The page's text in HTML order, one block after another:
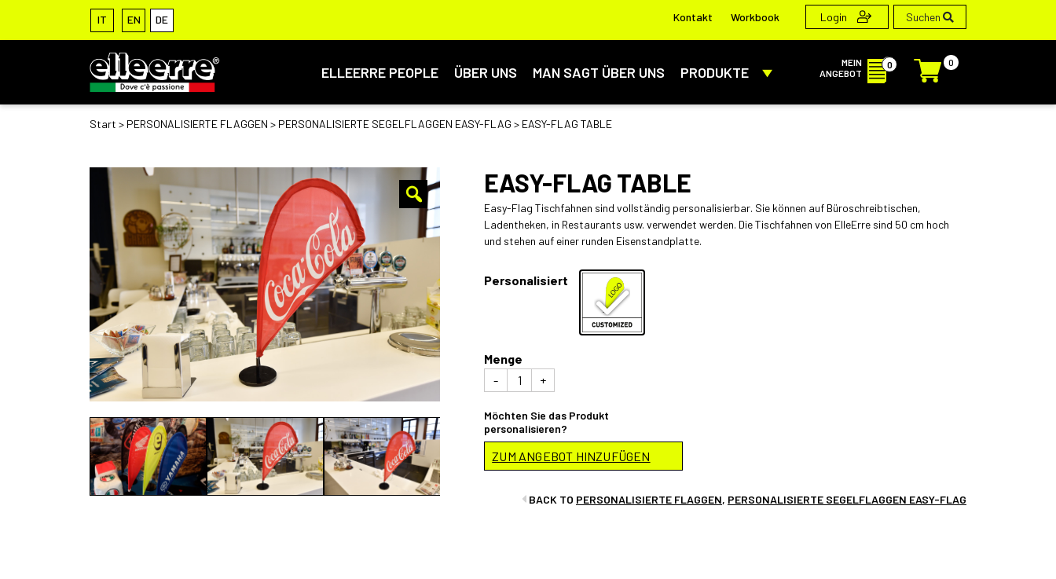
IT EN DE Kontakt Workbook Login Suchen
ELLEERRE PEOPLE ÜBER UNS MAN SAGT ÜBER UNS PRODUKTE
MEIN
ANGEBOT
0 0
Start > PERSONALISIERTE FLAGGEN > PERSONALISIERTE SEGELFLAGGEN EASY-FLAG > EASY-FLAG TABLE
EASY-FLAG TABLE
Easy-Flag Tischfahnen sind vollständig personalisierbar. Sie können auf Büroschreibtischen,
Ladentheken, in Restaurants usw. verwendet werden. Die Tischfahnen von ElleErre sind 50 cm hoch
und stehen auf einer runden Eisenstandplatte.
Personalisiert
Menge
- EASY-
FLAG
Menge
+
Möchten Sie das Produkt
personalisieren?
ZUM ANGEBOT HINZUFÜGEN
BACK TO PERSONALISIERTE FLAGGEN, PERSONALISIERTE SEGELFLAGGEN EASY-FLAG